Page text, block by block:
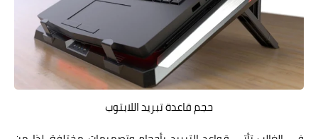
حجم قاعدة تبريد اللابتوب